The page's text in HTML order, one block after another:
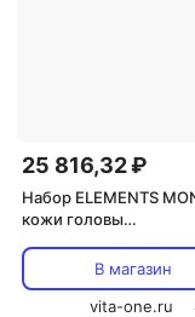
25 816,32 ₽
Набор ELEMENTS
кожи головы
CONCEPTВ магазин
vita-one.ru